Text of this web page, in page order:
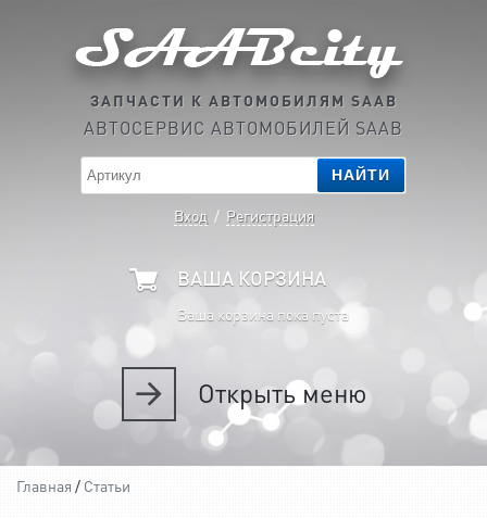
ЗАПЧАСТИ К АВТОМОБИЛЯМ SAAB
АВТОСЕРВИС АВТОМОБИЛЕЙ SAAB
НАЙТИ
Вход / Регистрация
ВАША КОРЗИНА
Ваша корзина пока пуста
Открытьменю
Главная / Статьи